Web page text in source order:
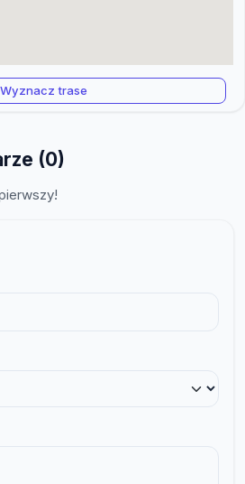
Wyznacz trase
(0)